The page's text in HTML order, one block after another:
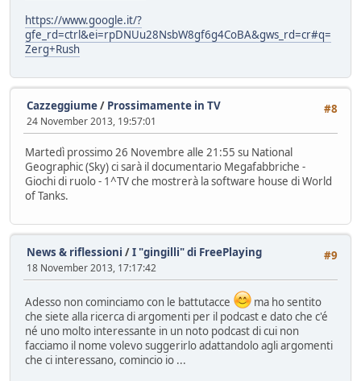
https://www.google.it/?
gfe_rd=ctrl&ei=rpDNUu28NsbW8gf6g4CoBA&gws_rd=cr#q=
Zerg+Rush
#8
Cazzeggiume/ Prossimamente in TV
24 November 2013, 19:57:01
Martedì prossimo 26 Novembre alle 21:55 su National
Geographic (Sky) ci sarà il documentario Megafabbriche -
Giochi di ruolo - 1^TV che mostrerà la software house di World
of Tanks.
#9
News & riflessioni /I "gingilli" di FreePlaying
18 November 2013, 17:17:42
Adesso non cominciamo con le battutacce
ma ho sentito
che siete alla ricerca di argomenti per il podcast e dato che c'é
né uno molto interessante in un noto podcast di cui non
facciamo il nome volevo suggerirlo adattandolo agli argomenti
che ci interessano, comincio io ...